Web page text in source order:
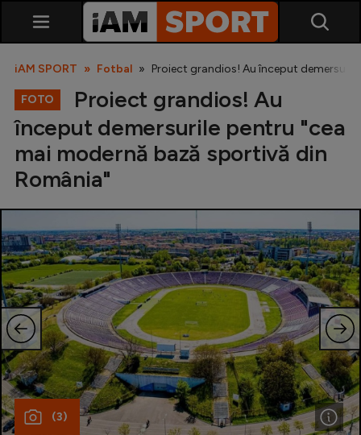
SuperLiga
Liga 2
Cupa României
Echipa Națională
U21
Fotbal feminin
Special
Diverse
iAM SPORT Fotbal Proiect grandios! Au început
FOTO
Proiect grandios! Au
început demersurile pentru "cea
mai modernă bază sportivă din
România"
(3)